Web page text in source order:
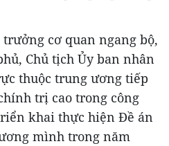
cơ quan ngang bộ,
Chủ tịch Ủy ban nhân
thuộc trung ương tiếp
trị cao trong công
khai thực hiện Đề án
mình trong năm